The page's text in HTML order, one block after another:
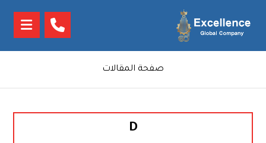
صفحة المقالات
D